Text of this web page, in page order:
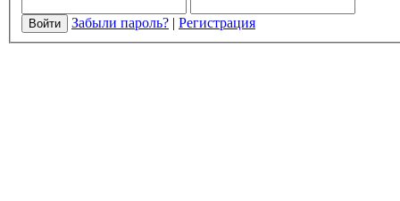
Забыли пароль? | Регистрация